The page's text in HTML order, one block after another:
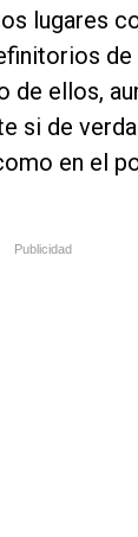
lugares
de
de ellos,
si de
en el
Publicidad